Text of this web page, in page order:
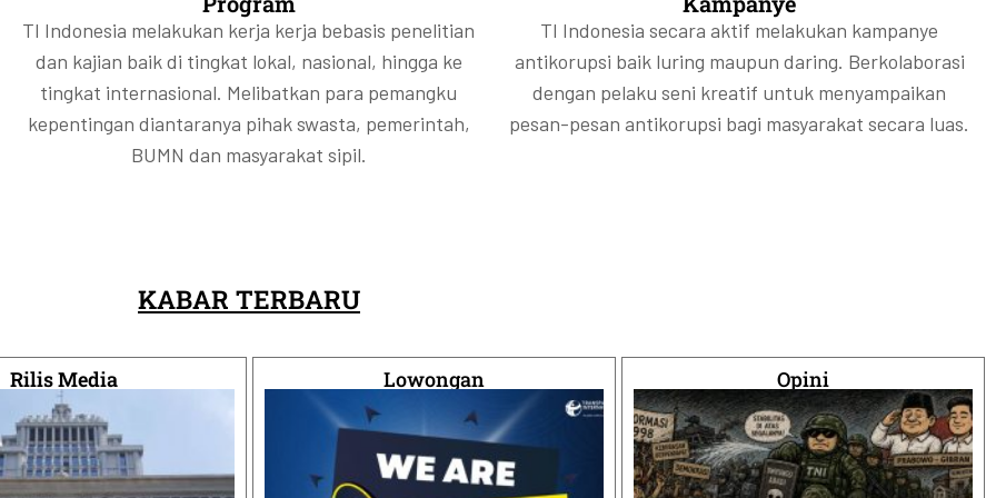
ini belum cukup untuk menjawab
akhir di balik saham emiten?
peningkatan korupsi akibat
ini belum cukup untuk menjawab
akhir di balik saham emiten?
peningkatan korupsi akibat
ini belum cukup untuk menjawab
akhir di balik saham emiten?
peningkatan korupsi akibat
TI Indonesia melakukan kerja kerja bebasis penelitian
dan kajian baik di tingkat lokal, nasional, hingga ke
tingkat internasional. Melibatkan para pemangku
kepentingan diantaranya pihak swasta, pemerintah,
BUMN dan masyarakat sipil.
TI Indonesia secara aktif melakukan kampanye
antikorupsi baik luring maupun daring. Berkolaborasi
dengan pelaku seni kreatif untuk menyampaikan
pesan-pesan antikorupsi bagi masyarakat secara luas.
KABAR TERBARU
Rilis Media Lowongan Opini